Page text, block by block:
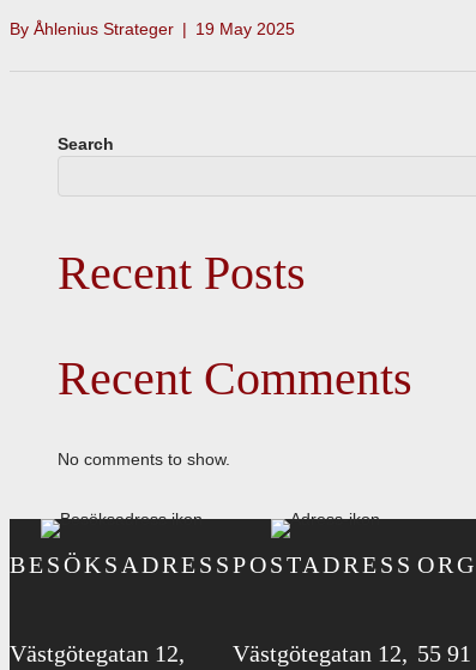
By Åhlenius Strateger | 19 May 2025
Search
Recent Posts
Recent Comments
No comments to show.
BESÖKSADRESS
Västgötegatan 12,
POSTADRESS
Västgötegatan 12, 55